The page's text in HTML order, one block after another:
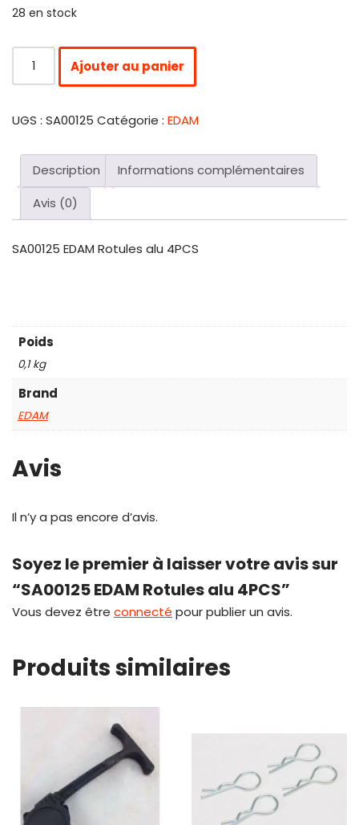
28 en stock
Ajouter au panier
UGS : SA00125 Catégorie : EDAM
Description
Informations complémentaires
Avis (0)
SA00125 EDAM Rotules alu 4PCS
Poids
0,1 kg
Brand
EDAM
Avis
Il n’y a pas encore d’avis.
Soyez le premier à laisser votre avis sur
“SA00125 EDAM Rotules alu 4PCS”
Vous devez être connecté pour publier un avis.
Produits similaires